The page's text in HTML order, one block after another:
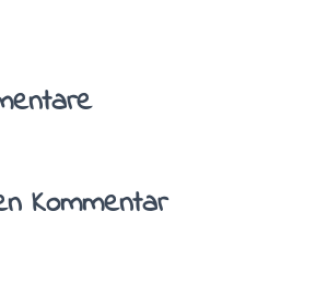
Kommentar